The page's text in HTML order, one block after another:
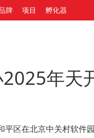
牌 项目 孵化器
年天
区在北京中关村软件